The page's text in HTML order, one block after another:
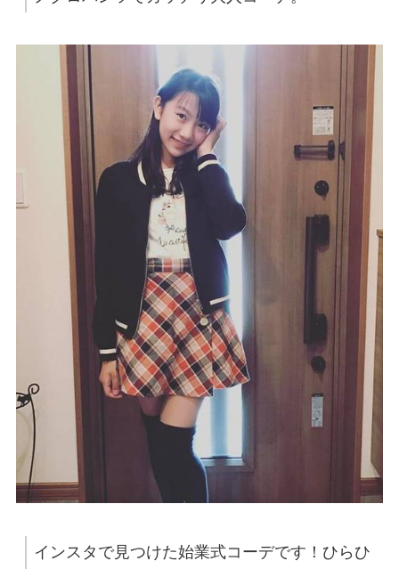
インスタで見つけた始業式コーデです！ひらひ